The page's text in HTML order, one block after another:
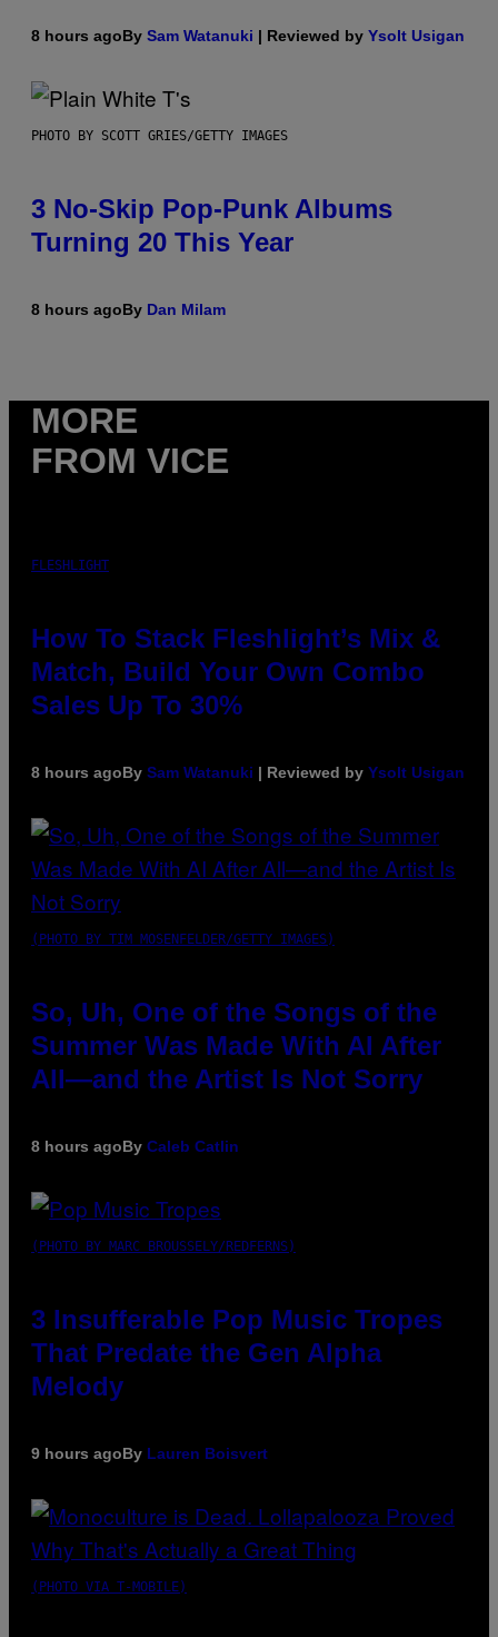
8 hours agoBy Sam Watanuki | Reviewed by Ysolt Usigan
PHOTO BY SCOTT GRIES/GETTY IMAGES
3 No-Skip Pop-Punk Albums
Turning 20 This Year
8 hours agoBy Dan Milam
MORE
FROM VICE
FLESHLIGHT
How To Stack Fleshlight’s Mix &
Match, Build Your Own Combo
Sales Up To 30%
8 hours agoBy Sam Watanuki | Reviewed by Ysolt Usigan
(PHOTO BY TIM MOSENFELDER/GETTY IMAGES)
So, Uh, One of the Songs of the
Summer Was Made With AI After
All—and the Artist Is Not Sorry
8 hours agoBy Caleb Catlin
(PHOTO BY MARC BROUSSELY/REDFERNS)
3 Insufferable Pop Music Tropes
That Predate the Gen Alpha
Melody
9 hours agoBy Lauren Boisvert
(PHOTO VIA T-MOBILE)